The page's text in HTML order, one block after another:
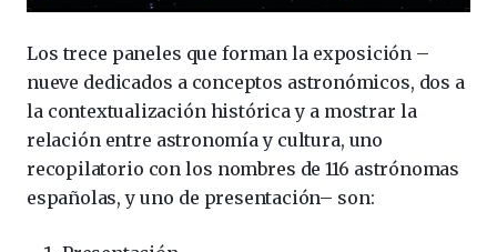
Los trece paneles que forman la exposición –
nueve dedicados a conceptos astronómicos, dos a
la contextualización histórica y a mostrar la
relación entre astronomía y cultura, uno
recopilatorio con los nombres de 116 astrónomas
españolas, y uno de presentación– son: